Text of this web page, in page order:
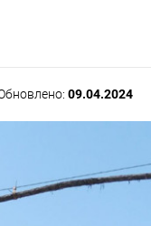
09.04.2024